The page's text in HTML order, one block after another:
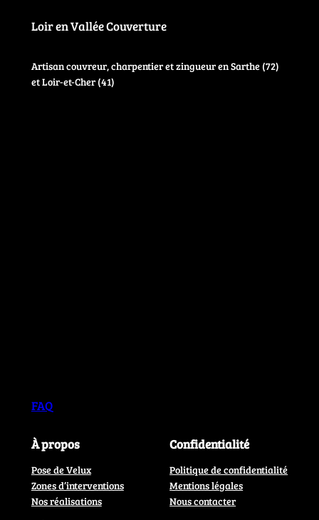
Loir en Vallée Couverture
Artisan couvreur, charpentier et zingueur en Sarthe (72)
et Loir-et-Cher (41)
FAQ
À propos
Pose de Velux
Zones d’interventions
Nos réalisations
Confidentialité
Politique de confidentialité
Mentions légales
Nous contacter